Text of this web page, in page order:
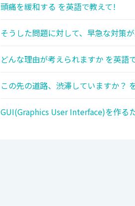
頭痛を緩和する を英語で教えて!
そうした問題に対して、早急な対策
どんな理由が考えられますか を英語
この先の道路、渋滞していますか？
GUI(Graphics User Interface)を作る